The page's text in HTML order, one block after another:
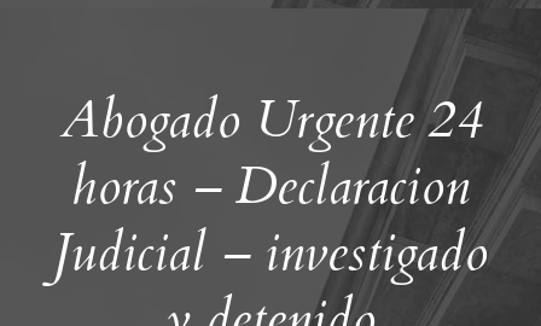
Abogado Urgente 24
horas – Declaracion
Judicial – investigado